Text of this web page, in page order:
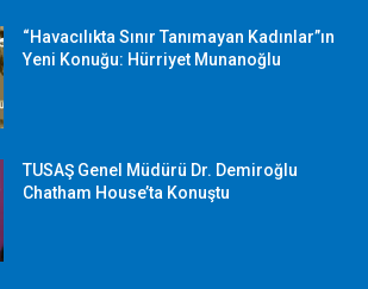
“Havacılıkta Sınır Tanımayan Kadınlar”ın
Yeni Konuğu: Hürriyet Munanoğlu
TUSAŞ Genel Müdürü Dr. Demiroğlu
Chatham House’ta Konuştu